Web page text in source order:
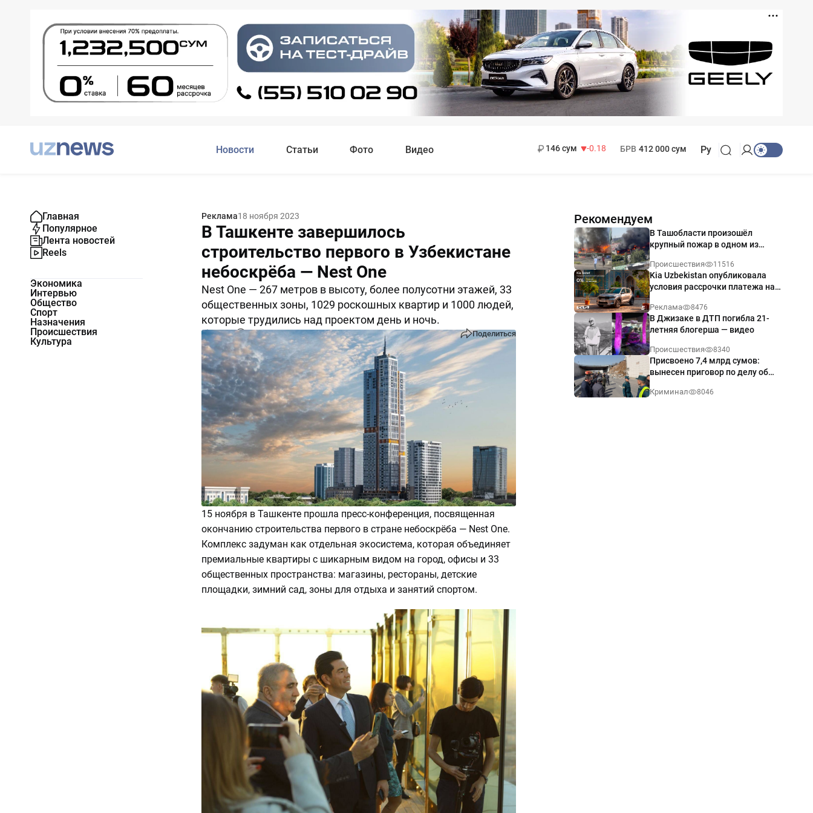
Новости Статьи Фото Видео
146 сум
-0.18
БРВ 412 000 сум Ру
Главная
Популярное
Лента новостей
Reels
Экономика
Интервью
Общество
Спорт
Назначения
Происшествия
Культура
Реклама18 ноября 2023
В Ташкенте завершилось
строительство первого в Узбекистане
небоскрёба — Nest One
Nest One — 267 метров в высоту, более полусотни этажей, 33
общественных зоны, 1029 роскошных квартир и 1000 людей,
которые трудились над проектом день и ночь.
51384 0 Поделиться
15 ноября вТашкенте прошла пресс-конференция, посвященная
окончанию строительства первого в стране небоскрёба — Nest One.
Комплекс задуман как отдельная экосистема, которая объединяет
премиальные квартиры с шикарным видом на город, офисы и 33
общественных пространства: магазины, рестораны, детские
площадки, зимний сад, зоны для отдыха и занятий спортом.
Рекомендуем
В Ташобласти произошёл
крупный пожар в одном из
Происшествия 11516
Kia Uzbekistan опубликовала
условия рассрочки платежа на
годовых
Реклама 8476
В Джизаке в ДТП погибла 21-
летняя блогерша — видео
Происшествия 8340
Присвоено 7,4 млрд сумов:
вынесен приговор по делу об
Ташкенте
Криминал 8046